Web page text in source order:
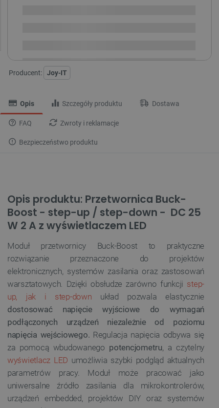
Producent: Joy-IT
Opis Szczegóły produktu Dostawa
FAQ Zwroty i reklamacje
Bezpieczeństwo produktu
Opis produktu: Przetwornica Buck-
Boost - step-up / step-down - DC 25
W 2 A z wyświetlaczem LED
Moduł przetwornicy Buck-Boost to praktyczne
rozwiązanie przeznaczone do projektów
elektronicznych, systemów zasilania oraz zastosowań
warsztatowych. Dzięki obsłudze zarówno funkcji step-
up, jak i step-down układ pozwala elastycznie
dostosować napięcie wyjściowe do wymagań
podłączonych urządzeń niezależnie od poziomu
napięcia wejściowego. Regulacja napięcia odbywa się
za pomocą wbudowanego potencjometru, a czytelny
wyświetlacz LED umożliwia szybki podgląd aktualnych
parametrów pracy. Moduł może pracować jako
uniwersalne źródło zasilania dla mikrokontrolerów,
urządzeń embedded, projektów DIY oraz systemów